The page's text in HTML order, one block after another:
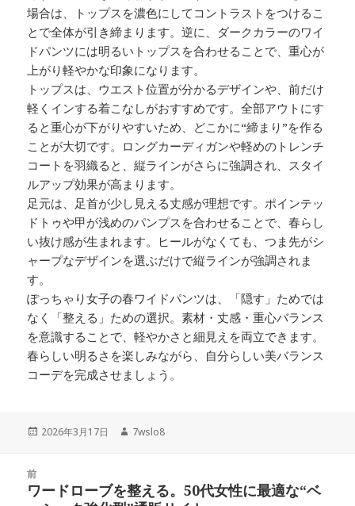
場合は、トップスを濃色にしてコントラストをつけるこ
とで全体が引き締まります。逆に、ダークカラーのワイ
ドパンツには明るいトップスを合わせることで、重心が
上がり軽やかな印象になります。
トップスは、ウエスト位置が分かるデザインや、前だけ
軽くインする着こなしがおすすめです。全部アウトにす
ると重心が下がりやすいため、どこかに“締まり”を作る
ことが大切です。ロングカーディガンや軽めのトレンチ
コートを羽織ると、縦ラインがさらに強調され、スタイ
ルアップ効果が高まります。
足元は、足首が少し見える丈感が理想です。ポインテッ
ドトゥや甲が浅めのパンプスを合わせることで、春らし
い抜け感が生まれます。ヒールがなくても、つま先がシ
ャープなデザインを選ぶだけで縦ラインが強調されま
す。
ぽっちゃり女子の春ワイドパンツは、「隠す」ためでは
なく「整える」ための選択。素材・丈感・重心バランス
を意識することで、軽やかさと細見えを両立できます。
春らしい明るさを楽しみながら、自分らしい美バランス
コーデを完成させましょう。
投
2026年3月17日
作
7wslo8
前
前
ワードローブを整える。50代女性に最適な“ベ